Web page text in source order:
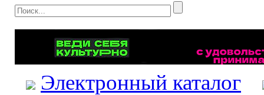
Электронный каталог